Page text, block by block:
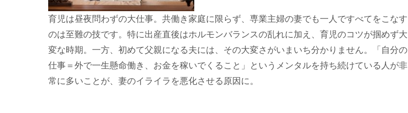
育児は昼夜問わずの大仕事。共働き家庭に限らず、専業主婦の妻でも一人ですべてをこなす
のは至難の技です。特に出産直後はホルモンバランスの乱れに加え、育児のコツが掴めず大
変な時期。一方、初めて父親になる夫には、その大変さがいまいち分かりません。「自分の
仕事＝外で一生懸命働き、お金を稼いでくること」というメンタルを持ち続けている人が非
常に多いことが、妻のイライラを悪化させる原因に。